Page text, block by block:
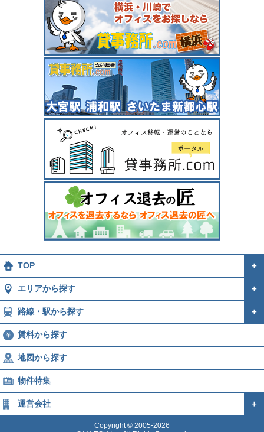
TOP ＋
エリアから探す ＋
路線・駅から探す ＋
賃料から探す
地図から探す
物件特集
運営会社 ＋
Copyright © 2005-2026